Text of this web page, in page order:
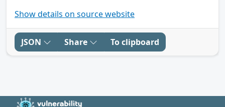
Show details on source website
JSON Share To clipboard